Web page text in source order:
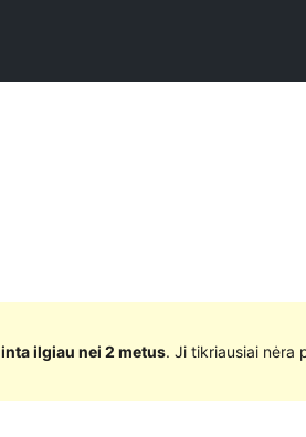
ilgiau nei 2 metus. Ji tikriausiai nėra